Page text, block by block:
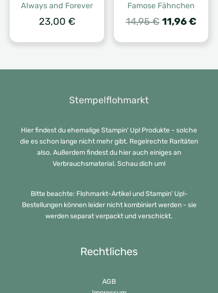
Always and Forever
23,00 €
Famose Fähnchen
14,95€
war:
11,96€
ist:
Stempelflohmarkt
Hier findest du ehemalige Stampin' Up! Produkte - solche
die es schon lange nicht mehr gibt. Regelrechte Raritäten
also. Außerdem findest du hier auch einiges an
Verbrauchsmaterial. Schau dich um!
Bitte beachte: Flohmarkt-Artikel und Stampin' Up!-
Bestellungen können leider nicht kombiniert werden - sie
werden separat verpackt und verschickt.
Rechtliches
AGB